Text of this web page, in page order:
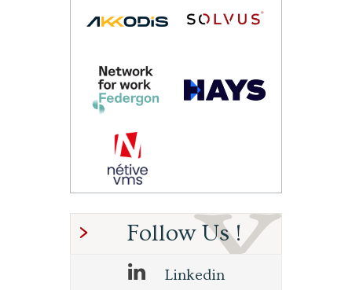
Follow Us !
Linkedin